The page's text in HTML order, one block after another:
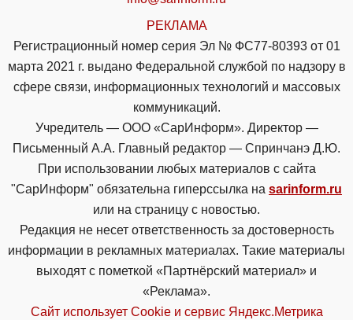
РЕКЛАМА
Регистрационный номер серия Эл № ФС77-80393 от 01
марта 2021 г. выдано Федеральной службой по надзору в
сфере связи, информационных технологий и массовых
коммуникаций.
Учредитель — ООО «СарИнформ». Директор —
Письменный А.А. Главный редактор — Спринчанэ Д.Ю.
При использовании любых материалов с сайта
"СарИнформ" обязательна гиперссылка на sarinform.ru
или на страницу с новостью.
Редакция не несет ответственность за достоверность
информации в рекламных материалах. Такие материалы
выходят с пометкой «Партнёрский материал» и
«Реклама».
Сайт использует Cookie и сервиc Яндекс.Метрика